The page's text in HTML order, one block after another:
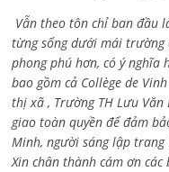
Vẫn theo tôn chỉ ban đầu
từng sống dưới mái trường
phong phú hơn, có ý nghĩa
bao gồm cả Collège de
thị xã , Trường TH Lưu
giao toàn quyền để đảm
Minh, người sáng lập trang
Xin chân thành cám ơn